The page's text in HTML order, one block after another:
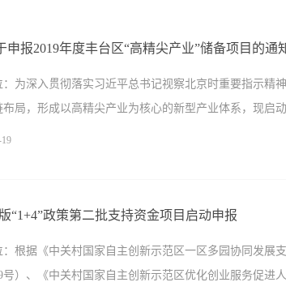
申报2019年度丰台区“高精尖产业”储备项目的通
：为深入贯彻落实习近平总书记视察北京时重要指示精
局，形成以高精尖产业为核心的新型产业体系，现启
创新主体面向世界科技前沿、面向经济主战场，围绕新
尖产业开展的“卡脖子”技术攻关、传统产业升级改造
成果落地和产业化项目。（二）优势产业创新集群项目
19
“1+4”政策第二批支持资金项目启动申报
：根据《中关村国家自主创新示范区一区多园协同发展
号）、《中关村国家自主创新示范区优化创业服务促进